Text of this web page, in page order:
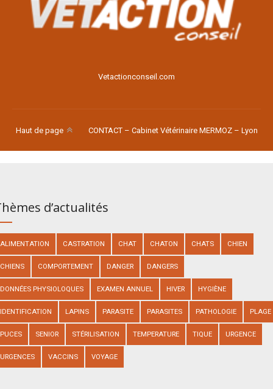
Voir le site
Vetactionconseil.com
Haut de page CONTACT – Cabinet Vétérinaire MERMOZ – Lyon
d’actualités
ALIMENTATION CASTRATION CHAT CHATON CHATS CHIEN
CHIENS COMPORTEMENT DANGER DANGERS
DONNÉES PHYSIOLOQUES EXAMEN ANNUEL HIVER HYGIÈNE
IDENTIFICATION LAPINS PARASITE PARASITES PATHOLOGIE PLAGE
PUCES SENIOR STÉRILISATION TEMPERATURE TIQUE URGENCE
URGENCES VACCINS VOYAGE